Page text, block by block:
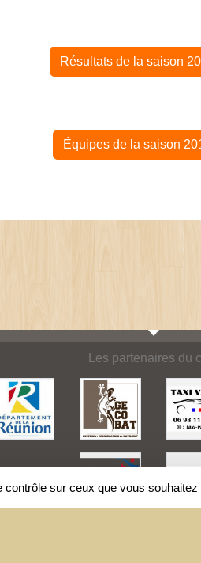
Résultats de la saison
Équipes de la saison
Les partenaires du
sur ceux que vous souhaitez